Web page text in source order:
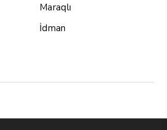
Maraqlı
İdman